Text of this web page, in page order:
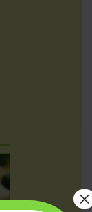
×